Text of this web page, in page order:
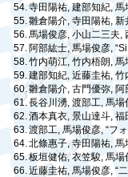
54.寺田陽祐,建部知紀,馬
55.雛倉陽介,寺田陽祐,新
56.馬場俊彦,小山二三夫,
57. 阿部紘士,馬場俊彦, “Si
58.竹内萌江,竹内梧朗,馬
59.建部知紀,近藤圭祐,竹
60.雛倉陽介,古門優弥,阿
61.長谷川湧,渡部工,馬場
62.酒本真衣,景山達斗,福
63.渡部工,馬場俊彦, “フ
64.北條惠子,寺田陽祐,馬
65.板垣健佑,衣笠駿,馬場
66.近藤圭祐,馬場俊彦, “